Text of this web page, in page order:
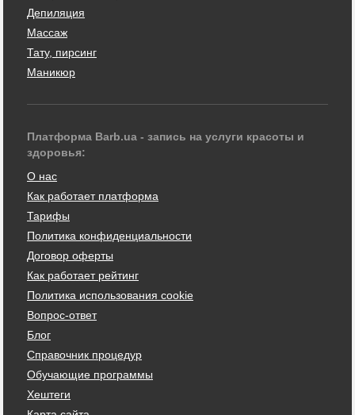
Депиляция
Массаж
Тату, пирсинг
Маникюр
Платформа Barb.ua - запись на услуги красоты и
здоровья:
О нас
Как работает платформа
Тарифы
Политика конфиденциальности
Договор оферты
Как работает рейтинг
Политика использования cookie
Вопрос-ответ
Блог
Справочник процедур
Обучающие программы
Хештеги